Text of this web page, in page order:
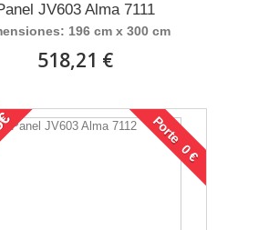
JV603 Alma 7111
196 cm x 300 cm
518,21 €
Porte 0 €